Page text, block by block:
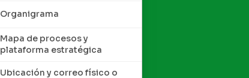
Organigrama
Mapa de procesos y
plataforma estratégica
Ubicación y correo físico o